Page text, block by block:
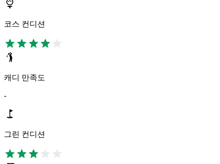
코스 컨디션
캐디 만족도
-
그린 컨디션